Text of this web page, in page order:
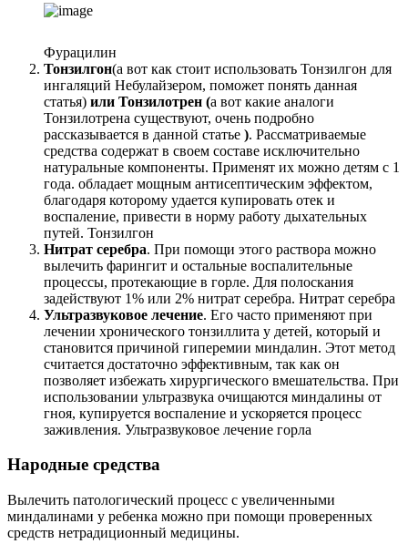
Фурацилин
Тонзилгон(а вот как стоит использовать Тонзилгон для
ингаляций Небулайзером, поможет понять данная
статья) или Тонзилотрен (а вот какие аналоги
Тонзилотрена существуют, очень подробно
рассказывается в данной статье ). Рассматриваемые
средства содержат в своем составе исключительно
натуральные компоненты. Применят их можно детям с 1
года. обладает мощным антисептическим эффектом,
благодаря которому удается купировать отек и
воспаление, привести в норму работу дыхательных
путей. Тонзилгон
Нитрат серебра. При помощи этого раствора можно
вылечить фарингит и остальные воспалительные
процессы, протекающие в горле. Для полоскания
задействуют 1% или 2% нитрат серебра. Нитрат серебра
Ультразвуковое лечение. Его часто применяют при
лечении хронического тонзиллита у детей, который и
становится причиной гиперемии миндалин. Этот метод
считается достаточно эффективным, так как он
позволяет избежать хирургического вмешательства. При
использовании ультразвука очищаются миндалины от
гноя, купируется воспаление и ускоряется процесс
заживления. Ультразвуковое лечение горла
Народные средства
Вылечить патологический процесс с увеличенными
миндалинами у ребенка можно при помощи проверенных
средств нетрадиционный медицины.